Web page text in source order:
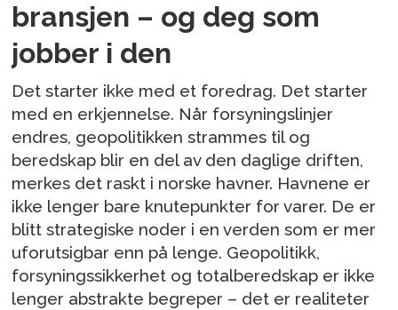
bransjen – og deg som
jobber i den
Det starter ikke med et foredrag. Det starter
med en erkjennelse. Når forsyningslinjer
endres, geopolitikken strammes til og
beredskap blir en del av den daglige driften,
merkes det raskt i norske havner. Havnene er
ikke lenger bare knutepunkter for varer. De er
blitt strategiske noder i en verden som er mer
uforutsigbar enn på lenge. Geopolitikk,
forsyningssikkerhet og totalberedskap er ikke
lenger abstrakte begreper – det er realiteter